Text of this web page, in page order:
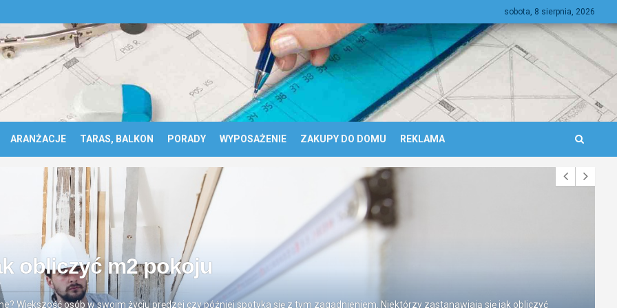
sobota, 8 sierpnia, 2026
ARANŻACJE TARAS, BALKON PORADY WYPOSAŻENIE ZAKUPY DO DOMU REKLAMA
obliczyć m2 pokoju
Większość osób w swoim życiu prędzej czy później spotyka się z tym zagadnieniem. Niektórzy zastanawiają się jak obliczyć